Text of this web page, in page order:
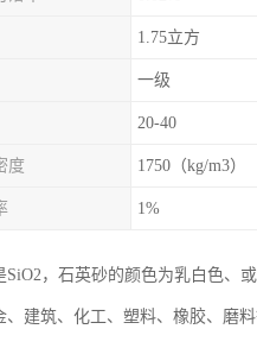
1.75立方
一级
20-40
度 1750（kg/m3）
1%
，石英砂的颜色为乳白色、或
建筑、化工、塑料、橡胶、磨